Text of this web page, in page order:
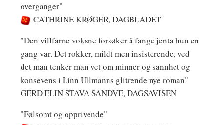
overganger"
CATHRINE KRØGER, DAGBLADET
"Den villfarne voksne forsøker å fange jenta hun en
gang var. Det rokker, mildt men insisterende, ved
det man tenker man vet om minner og sannhet og
konsevens i Linn Ullmanns glitrende nye roman"
GERD ELIN STAVA SANDVE, DAGSAVISEN
"Følsomt og opprivende"